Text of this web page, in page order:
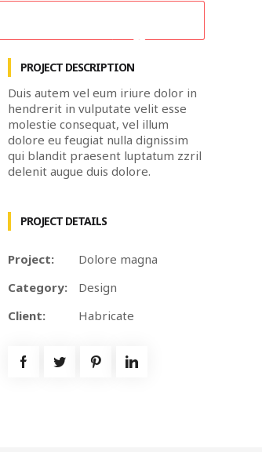
PROJECT DESCRIPTION
Duis autem vel eum iriure dolor in
hendrerit in vulputate velit esse
molestie consequat, vel illum
dolore eu feugiat nulla dignissim
qui blandit praesent luptatum zzril
delenit augue duis dolore.
PROJECT DETAILS
Project:
Dolore magna
Category:
Design
Client:
Habricate